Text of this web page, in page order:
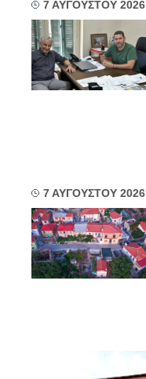
7 ΑΥΓΟΥΣΤΟΥ 2026
7 ΑΥΓΟΥΣΤΟΥ 2026